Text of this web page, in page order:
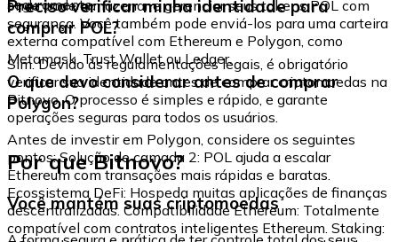
seguramente.
onde pode armazenar e gerenciar seus tokens POL com
segurança. Você também pode enviá-los para uma carteira
externa compatível com Ethereum e Polygon, como
Metamask, Trust Wallet ou Ledger.
Preciso verificar minha identidade para
comprar POL?
Sim. Devido às regulamentações legais, é obrigatório
verificar sua identidade antes de comprar criptomoedas na
Bitnovo. O processo é simples e rápido, e garante
operações seguras para todos os usuários.
O que devo considerar antes de comprar
Polygon?
Antes de investir em Polygon, considere os seguintes
pontos: Solução de camada 2: POL ajuda a escalar
Ethereum com transações mais rápidas e baratas.
Ecossistema DeFi: Hospeda muitas aplicações de finanças
descentralizadas. Compatibilidade Ethereum: Totalmente
compatível com contratos inteligentes Ethereum. Staking:
Por que Bitnovo?
Você mantém suas criptomoedas